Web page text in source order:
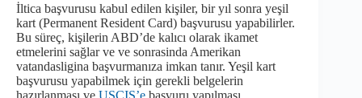
İltica başvurusu kabul edilen kişiler, bir yıl sonra yeşil
kart (Permanent Resident Card) başvurusu yapabilirler.
Bu süreç, kişilerin ABD’de kalıcı olarak ikamet
etmelerini sağlar ve ve sonrasinda Amerikan
vatandasligina başvurmanıza imkan tanır. Yeşil kart
başvurusu yapabilmek için gerekli belgelerin
hazırlanması ve USCIS’e başvuru yapılması